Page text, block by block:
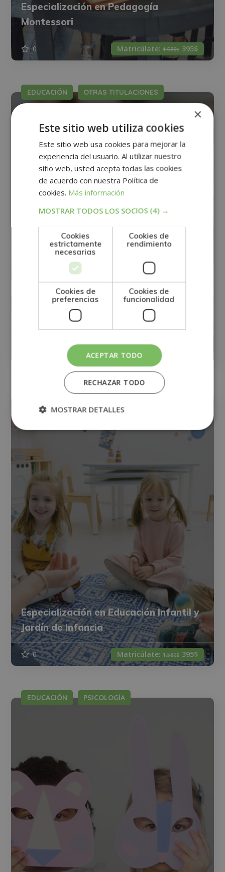
Especialización en Pedagogía
Montessori
0 Matricúlate: 1.580$ 395$
EDUCACIÓN OTRAS TITULACIONES
Especialización en Técnicas de
Narración Creativa
Matricúlate:
Especialización en Educación Infantil y
Jardín de Infancia
0 Matricúlate: 1.580$ 395$
EDUCACIÓN PSICOLOGÍA
×
Este sitio web utiliza cookies
Este sitio web usa cookies para mejorar la
experiencia del usuario. Al utilizar nuestro
sitio web, usted acepta todas las cookies
de acuerdo con nuestra Política de
cookies. Más información
MOSTRAR TODOS LOS SOCIOS (4) →
Cookies
estrictamente
necesarias
Cookies de
rendimiento
Cookies de
preferencias
Cookies de
funcionalidad
ACEPTAR TODO
RECHAZAR TODO
MOSTRAR DETALLES